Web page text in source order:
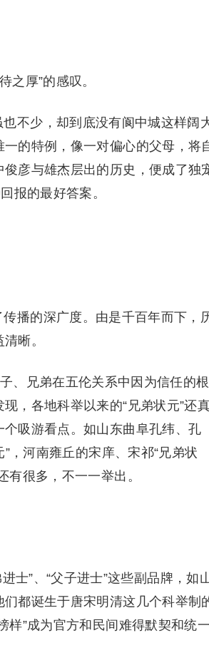
之厚”的感叹。
不少，却到底没有阆中城这样阔
的特例，像一对偏心的父母，将
彦与雄杰层出的历史，便成了独
报的最好答案。
播的深广度。由是千百年而下，
晰。
、兄弟在五伦关系中因为信任的根
，各地科举以来的“兄弟状元”还
吸游看点。如山东曲阜孔纬、孔
，河南雍丘的宋庠、宋祁“兄弟状
很多，不一一举出。
士”、“父子进士”这些副品牌，如
都诞生于唐宋明清这几个科举制
样”成为官方和民间难得默契和统一